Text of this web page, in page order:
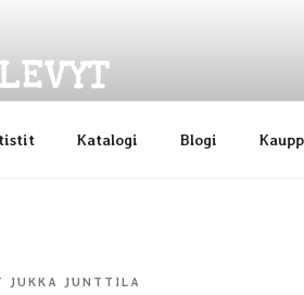
Katalogi Blogi
JUKKA JUNTTILA